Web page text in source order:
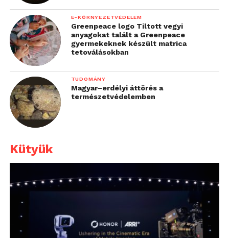
E-KÖRNYEZETVÉDELEM
Greenpeace logo Tiltott vegyi
anyagokat talált a Greenpeace
gyermekeknek készült matrica
tetoválásokban
TUDOMÁNY
Magyar–erdélyi áttörés a
természetvédelemben
Kütyük